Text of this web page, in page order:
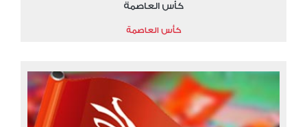
كأس العاصمة
كأس العاصمة